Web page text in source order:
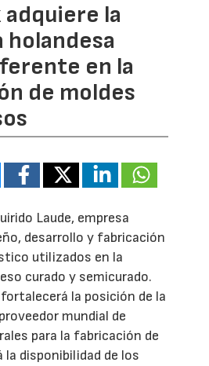
adquiere la
holandesa
en la
de moldes
Laude, empresa
desarrollo y fabricación
utilizados en la
curado y semicurado.
la posición de la
mundial de
para la fabricación de
la disponibilidad de los